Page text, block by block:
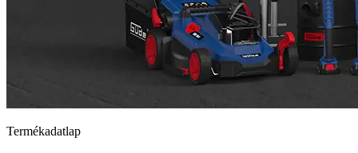
Termékadatlap